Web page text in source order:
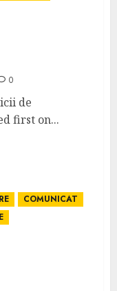
0
de
first on...
COMUNICAT